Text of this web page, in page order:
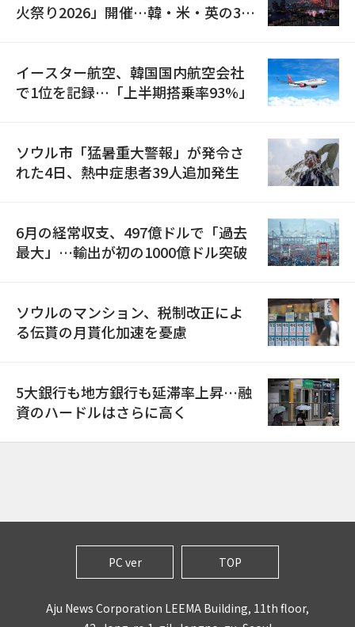
火祭り2026」開催…韓・米・英の3カ
イースター航空、韓国国内航空会社
で1位を記録…「上半期搭乗率93%」
ソウル市「猛暑重大警報」が発令さ
れた4日、熱中症患者39人追加発生
6月の経常収支、497億ドルで「過去
最大」…輸出が初の1000億ドル突破
ソウルのマンション、税制改正によ
る伝貰の月貰化加速を憂慮
5大銀行も地方銀行も延滞率上昇…融
資のハードルはさらに高く
PC ver TOP
Aju News Corporation LEEMA Building, 11th floor,